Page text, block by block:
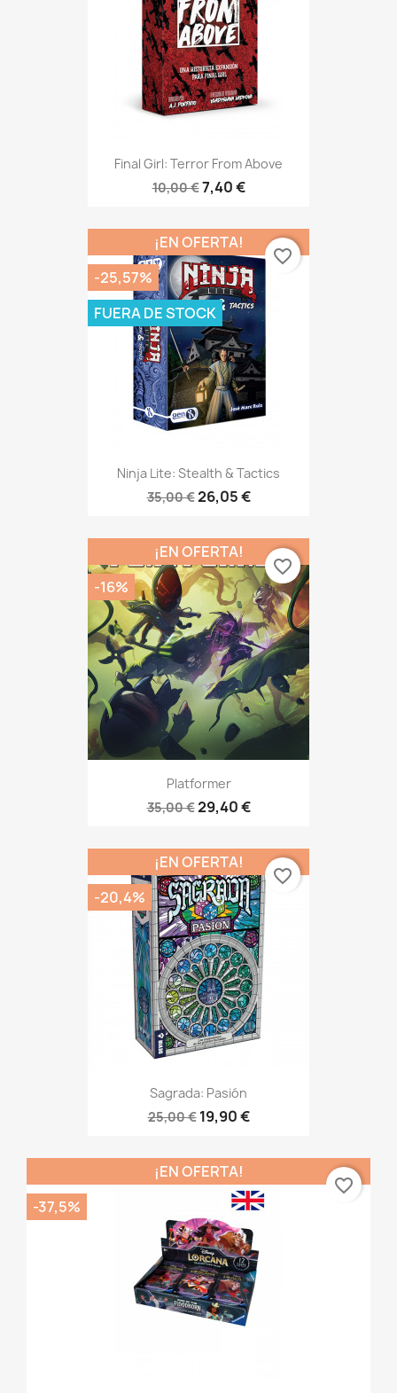
Final Girl: Terror From Above
10,00 €7,40 €
Ninja Lite: Stealth & Tactics
35,00 €26,05 €
¡EN OFERTA!
-25,57%
FUERA DE STOCK
favorite_border
Platformer
35,00 €29,40 €
¡EN OFERTA!
-16%
favorite_border
Sagrada: Pasión
25,00 € 19,90 €
¡EN OFERTA!
-20,4%
favorite_border
¡EN OFERTA!
-37,5%
favorite_border